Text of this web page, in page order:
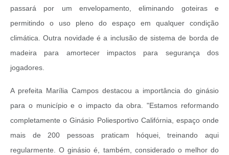
passará por um envelopamento, eliminando goteiras e
permitindo o uso pleno do espaço em qualquer condição
climática. Outra novidade é a inclusão de sistema de borda de
madeira para amortecer impactos para segurança dos
jogadores.
A prefeita Marília Campos destacou a importância do ginásio
para o município e o impacto da obra. "Estamos reformando
completamente o Ginásio Poliesportivo Califórnia, espaço onde
mais de 200 pessoas praticam hóquei, treinando aqui
regularmente. O ginásio é, também, considerado o melhor do